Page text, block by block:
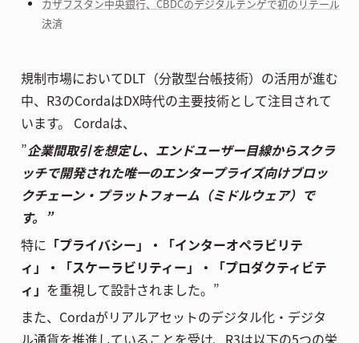
カザフスタン中央銀行、CBDCのデジタルテンゲで初のリテール
決済
規制市場においてDLT（分散型台帳技術）の活用が進む
中、R3のCordaはDX時代の主要技術として注目されて
います。 Cordaは、
”企業間取引を想定し、エンドユーザー目線からスクラ
ッチで開発された唯一のエンタープライズ向けブロッ
クチェーン・プラットフォーム（ミドルウェア）で
す。”
特に 「プライバシー」・「インターオペラビリテ
ィ」・「スケーラビリティー」・「プロダクティビテ
ィ」 を重視して設計されました。”
また、Cordaがリアルアセットのデジタル化・デジタ
ル通貨を推進していることを受け、R3は以下の5つの栄